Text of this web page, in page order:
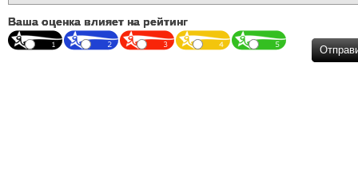
Ваша оценка влияет на рейтинг